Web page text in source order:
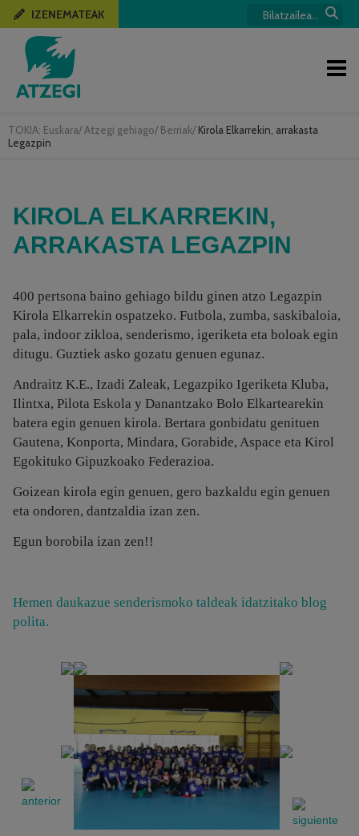
TOKIA: Euskara/ Atzegi gehiago/ Berriak/ Kirola Elkarrekin, arrakasta
Legazpin
IZENEMATEAK
KIROLA ELKARREKIN,
ARRAKASTA LEGAZPIN
400 pertsona baino gehiago bildu ginen atzo Legazpin
Kirola Elkarrekin ospatzeko. Futbola, zumba, saskibaloia,
pala, indoor zikloa, senderismo, igeriketa eta boloak egin
ditugu. Guztiek asko gozatu genuen egunaz.
Andraitz K.E., Izadi Zaleak, Legazpiko Igeriketa Kluba,
Ilintxa, Pilota Eskola y Danantzako Bolo Elkartearekin
batera egin genuen kirola. Bertara gonbidatu genituen
Gautena, Konporta, Mindara, Gorabide, Aspace eta Kirol
Egokituko Gipuzkoako Federazioa.
Goizean kirola egin genuen, gero bazkaldu egin genuen
eta ondoren, dantzaldia izan zen.
Egun borobila izan zen!!
Hemen daukazue senderismoko taldeak idatzitako blog
polita.